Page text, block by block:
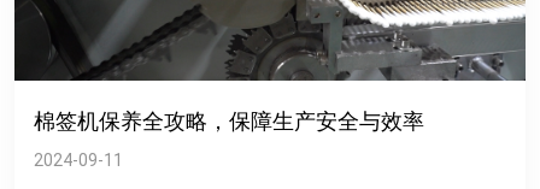
棉签机保养全攻略，保障生产安全与效率
2024-09-11